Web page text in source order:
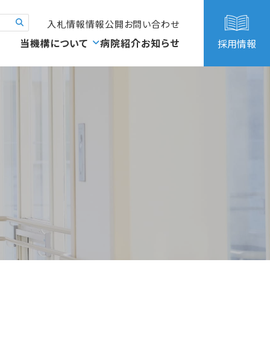
入札情報情報公開お問い合わせ
当機構について 病院紹介お知らせ 採用情報